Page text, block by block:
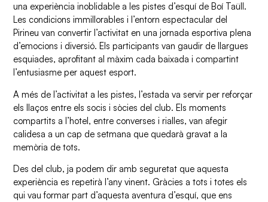
una experiència inoblidable a les pistes d’esquí de Boí Taüll.
Les condicions immillorables i l’entorn espectacular del
Pirineu van convertir l’activitat en una jornada esportiva plena
d’emocions i diversió. Els participants van gaudir de llargues
esquiades, aprofitant al màxim cada baixada i compartint
l’entusiasme per aquest esport.
A més de l’activitat a les pistes, l’estada va servir per reforçar
els llaços entre els socis i sòcies del club. Els moments
compartits a l’hotel, entre converses i rialles, van afegir
calidesa a un cap de setmana que quedarà gravat a la
memòria de tots.
Des del club, ja podem dir amb seguretat que aquesta
experiència es repetirà l’any vinent. Gràcies a tots i totes els
qui vau formar part d’aquesta aventura d’esquí, que ens